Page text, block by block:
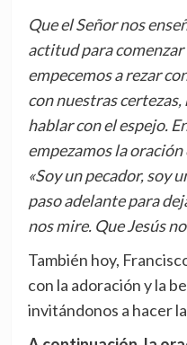
Que el Señor nos
actitud para
empecemos a rezar
con nuestras
hablar con el espejo.
empezamos la
«Soy un pecador, soy
paso adelante para
nos mire. Que Jesús
También hoy,
con la adoración y la
invitándonos a hacer